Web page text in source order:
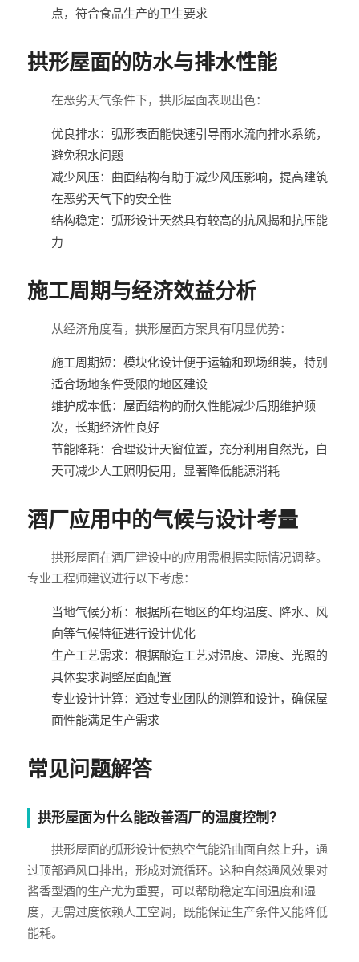
点，符合食品生产的卫生要求
拱形屋面的防水与排水性能
在恶劣天气条件下，拱形屋面表现出色：
优良排水：弧形表面能快速引导雨水流向排水系统，
避免积水问题
减少风压：曲面结构有助于减少风压影响，提高建筑
在恶劣天气下的安全性
结构稳定：弧形设计天然具有较高的抗风揭和抗压能
力
施工周期与经济效益分析
从经济角度看，拱形屋面方案具有明显优势：
施工周期短：模块化设计便于运输和现场组装，特别
适合场地条件受限的地区建设
维护成本低：屋面结构的耐久性能减少后期维护频
次，长期经济性良好
节能降耗：合理设计天窗位置，充分利用自然光，白
天可减少人工照明使用，显著降低能源消耗
酒厂应用中的气候与设计考量
拱形屋面在酒厂建设中的应用需根据实际情况调整。
专业工程师建议进行以下考虑：
当地气候分析：根据所在地区的年均温度、降水、风
向等气候特征进行设计优化
生产工艺需求：根据酿造工艺对温度、湿度、光照的
具体要求调整屋面配置
专业设计计算：通过专业团队的测算和设计，确保屋
面性能满足生产需求
常见问题解答
拱形屋面为什么能改善酒厂的温度控制？
拱形屋面的弧形设计使热空气能沿曲面自然上升，通
过顶部通风口排出，形成对流循环。这种自然通风效果对
酱香型酒的生产尤为重要，可以帮助稳定车间温度和湿
度，无需过度依赖人工空调，既能保证生产条件又能降低
能耗。